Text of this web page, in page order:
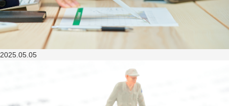
2025.05.05